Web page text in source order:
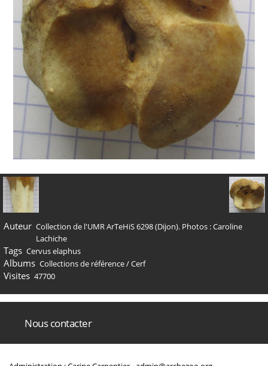
Auteur Collection de l'UMR ArTeHiS 6298 (Dijon). Photos : Caroline
Lachiche
Tags Cervus elaphus
Albums Collections de référence/Cerf
Visites 47700
Nous contacter